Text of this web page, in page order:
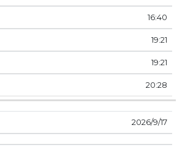
16:40
19:21
19:21
20:28
17‏‏/9‏‏/2026